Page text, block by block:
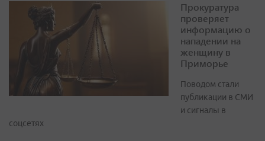
Прокуратура
проверяет
информацию о
нападении на
женщину в
Приморье
Поводом стали
публикации в СМИ
и сигналы в
соцсетях